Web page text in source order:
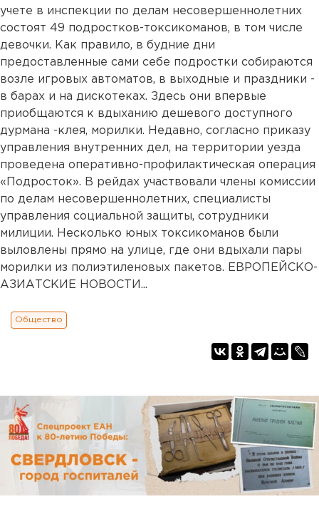
учете в инспекции по делам несовершеннолетних
состоят 49 подростков-токсикоманов, в том числе
девочки. Как правило, в будние дни
предоставленные сами себе подростки собираются
возле игровых автоматов, в выходные и праздники -
в барах и на дискотеках. Здесь они впервые
приобщаются к вдыханию дешевого доступного
дурмана -клея, морилки. Недавно, согласно приказу
управления внутренних дел, на территории уезда
проведена оперативно-профилактическая операция
«Подросток». В рейдах участвовали члены комиссии
по делам несовершеннолетних, специалисты
управления социальной защиты, сотрудники
милиции. Несколько юных токсикоманов были
выловлены прямо на улице, где они вдыхали пары
морилки из полиэтиленовых пакетов. ЕВРОПЕЙСКО-
АЗИАТСКИЕ НОВОСТИ...
Общество